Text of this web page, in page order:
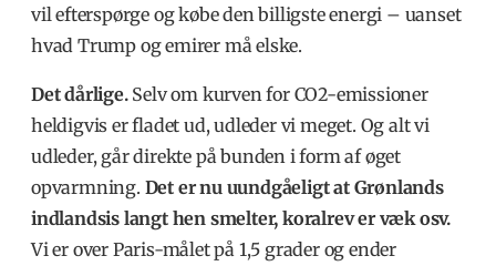
vil efterspørge og købe den billigste energi – uanset
hvad Trump og emirer må elske.
Det dårlige.Selv om kurven for CO2-emissioner
heldigvis er fladet ud, udleder vi meget. Og alt vi
udleder, går direkte på bunden i form af øget
opvarmning. Det er nu uundgåeligt at Grønlands
indlandsis langt hen smelter, koralrev er væk osv.
Vi er over Paris-målet på 1,5 grader og ender